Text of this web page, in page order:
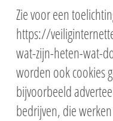
Zie voor een
https://
wat-zijn-heten-wat-
worden ook cookies
bijvoorbeeld
bedrijven, die